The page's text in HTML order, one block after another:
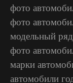
фото
фото
модельный
фото
марки
автомобили